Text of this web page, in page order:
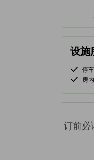
设施
停
房
订前必